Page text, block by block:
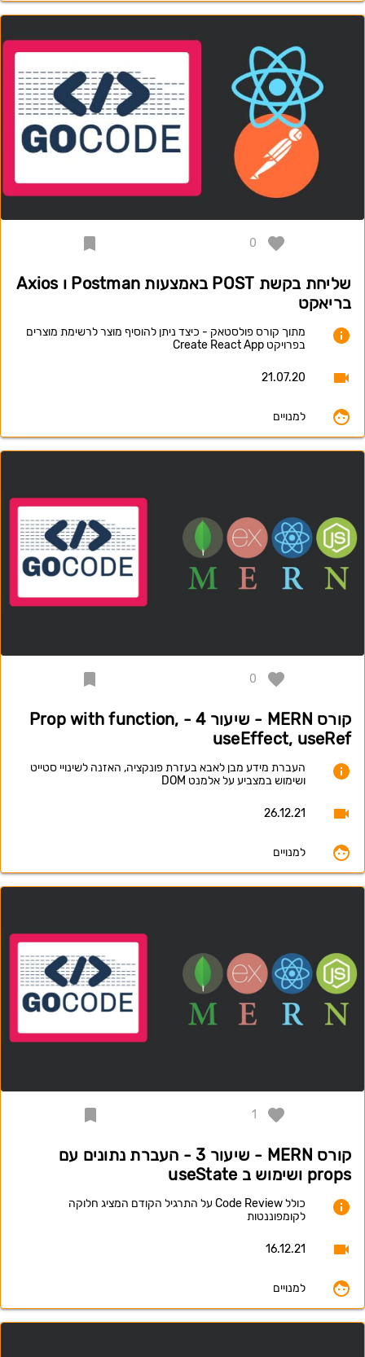
0
שליחת בקשת POST באמצעות Postman ו Axios
בריאקט
מתוך קורס פולסטאק - כיצד ניתן להוסיף מוצר לרשימת מוצרים
בפרויקט Create React App
21.07.20
למנויים
0
קורס MERN - שיעור 4 - Prop with function,
useEffect, useRef
העברת מידע מבן לאבא בעזרת פונקציה, האזנה לשינויי סטייט
ושימוש במצביע על אלמנט DOM
26.12.21
למנויים
1
קורס MERN - שיעור 3 - העברת נתונים עם
props ושימוש ב useState
כולל Code Review על התרגיל הקודם המציג חלוקה
לקומפוננטות
16.12.21
למנויים